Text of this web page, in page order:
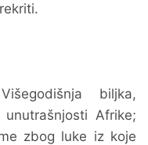
Višegodišnja biljka,
Afrike;
zbog luke iz koje